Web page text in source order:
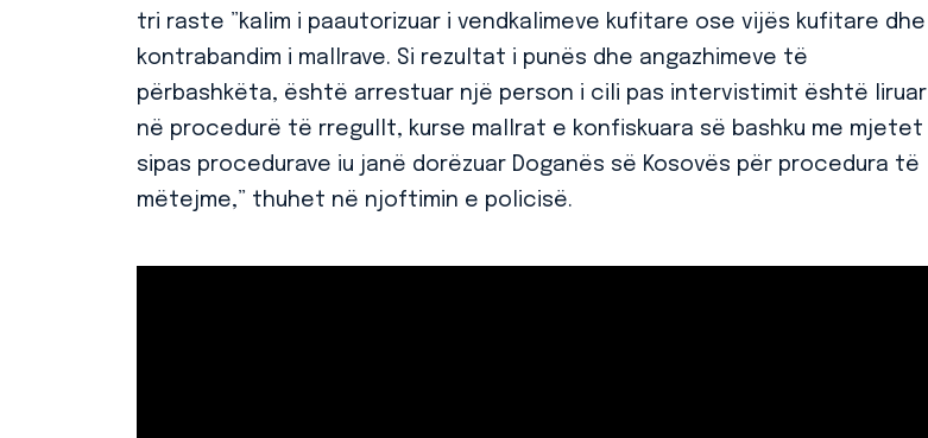
tri raste ”kalim i paautorizuar i vendkalimeve kufitare ose vijës kufitare dhe
kontrabandim i mallrave. Si rezultat i punës dhe angazhimeve të
përbashkëta, është arrestuar një person i cili pas intervistimit është liruar
në procedurë të rregullt, kurse mallrat e konfiskuara së bashku me mjetet
sipas procedurave iu janë dorëzuar Doganës së Kosovës për procedura të
mëtejme,” thuhet në njoftimin e policisë.